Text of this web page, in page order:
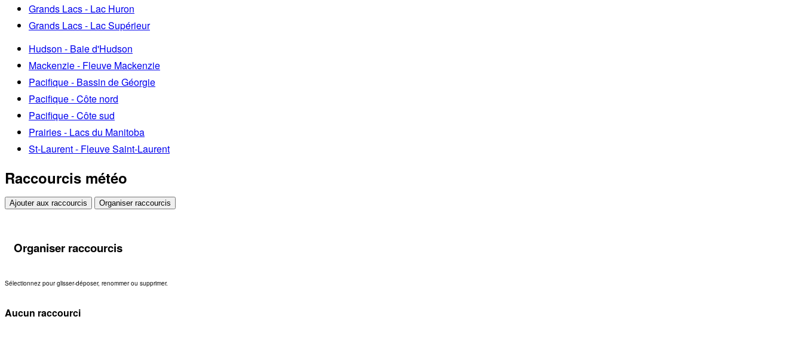
Grands Lacs - Lac Huron
Grands Lacs - Lac Supérieur
Hudson - Baie d'Hudson
Mackenzie - Fleuve Mackenzie
Pacifique - Bassin de Géorgie
Pacifique - Côte nord
Pacifique - Côte sud
Prairies - Lacs du Manitoba
St-Laurent - Fleuve Saint-Laurent
Raccourcis météo
Ajouter aux raccourcis Organiser raccourcis
Organiser raccourcis
Sélectionnez pour glisser-déposer, renommer ou supprimer.
Aucun raccourci